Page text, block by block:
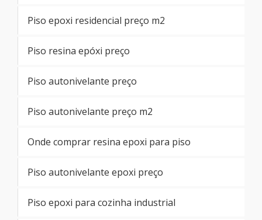
Piso epoxi residencial preço m2
Piso resina epóxi preço
Piso autonivelante preço
Piso autonivelante preço m2
Onde comprar resina epoxi para piso
Piso autonivelante epoxi preço
Piso epoxi para cozinha industrial